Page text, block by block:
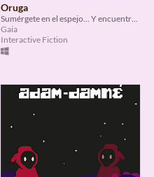
Oruga
Gaia
Interactive Fiction